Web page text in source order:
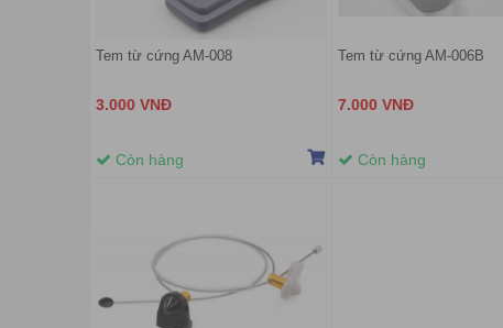
Tem từ cứng AM-008
3.000 VNĐ
Còn hàng
Tem từ cứng AM-006B
7.000 VNĐ
Còn hàng